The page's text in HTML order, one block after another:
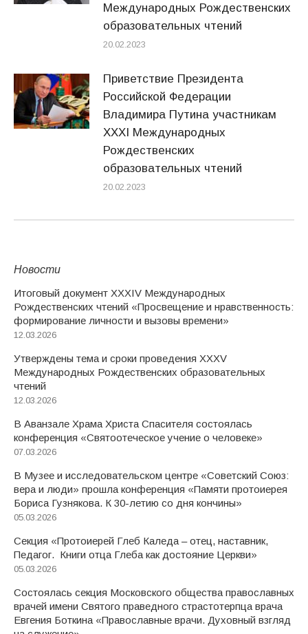
Международных Рождественских
образовательных чтений
20.02.2023
Приветствие Президента
Российской Федерации
Владимира Путина участникам
XXXI Международных
Рождественских
образовательных чтений
20.02.2023
Новости
Итоговый документ XXХIV Международных
Рождественских чтений «Просвещение и нравственность:
формирование личности и вызовы времени»
12.03.2026
Утверждены тема и сроки проведения XXXV
Международных Рождественских образовательных
чтений
12.03.2026
В Аванзале Храма Христа Спасителя состоялась
конференция «Святоотеческое учение о человеке»
07.03.2026
В Музее и исследовательском центре «Советский Союз:
вера и люди» прошла конференция «Памяти протоиерея
Бориса Гузнякова. К 30-летию со дня кончины»
05.03.2026
Секция «Протоиерей Глеб Каледа – отец, наставник,
Педагог. Книги отца Глеба как достояние Церкви»
05.03.2026
Состоялась секция Московского общества православных
врачей имени Святого праведного страстотерпца врача
Евгения Боткина «Православные врачи. Духовный взгляд